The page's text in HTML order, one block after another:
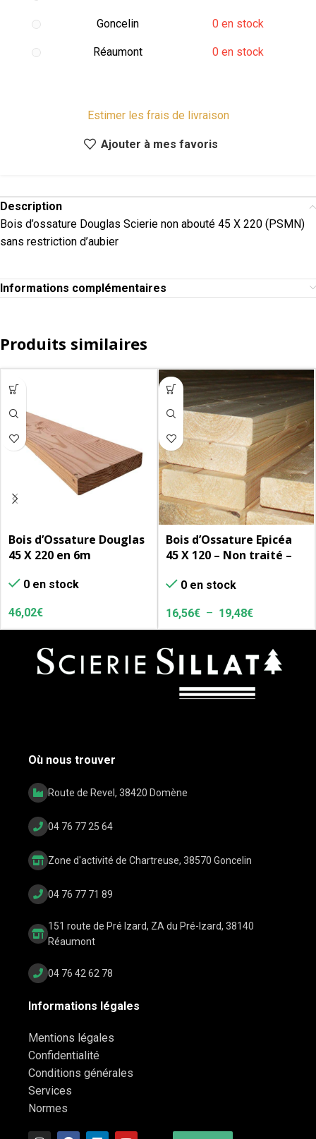
Goncelin 0 en stock
Réaumont 0 en stock
Estimer les frais de livraison
Ajouter à mes favoris
Description
Bois d’ossature Douglas Scierie non abouté 45 X 220 (PSMN)
sans restriction d’aubier
Informations complémentaires
Produits similaires
Bois d’Ossature Douglas
45 X 220 en 6m
0 en stock
46,02€
Bois d’Ossature Epicéa
45 X 120 – Non traité –
0 en stock
16,56€ – 19,48€
Où nous trouver
Route de Revel, 38420 Domène
04 76 77 25 64
Zone d'activité de Chartreuse, 38570 Goncelin
04 76 77 71 89
151 route de Pré Izard, ZA du Pré-Izard, 38140
Réaumont
04 76 42 62 78
Informations légales
Mentions légales
Confidentialité
Conditions générales
Services
Normes